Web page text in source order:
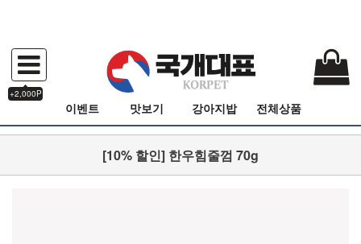
+2,000P
이벤트 맛보기 강아지밥 전체상품
[10% 할인] 한우힘줄껌 70g